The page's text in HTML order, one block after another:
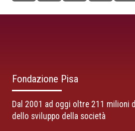
Fondazione Pisa
Dal 2001 ad oggi oltre 211 milioni
dello sviluppo della società